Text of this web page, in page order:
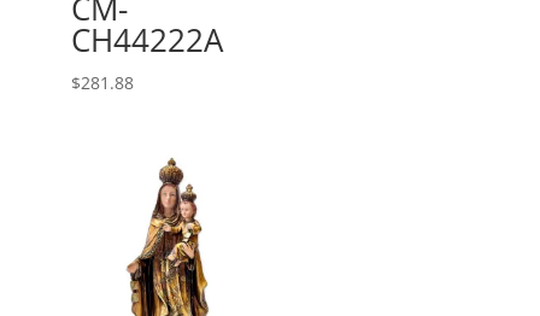
CM-
CH44222A
$281.88